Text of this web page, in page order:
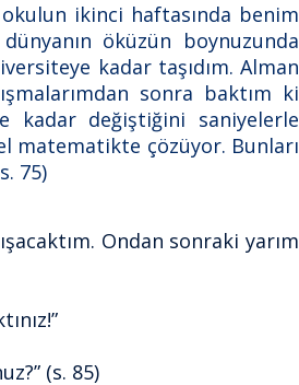
ikinci haftasında benim
öküzün boynuzunda
kadar taşıdım. Alman
sonra baktım ki
kadar değiştiğini saniyelerle
matematikte çözüyor. Bunları
75)
Ondan sonraki yarım
(s. 85)